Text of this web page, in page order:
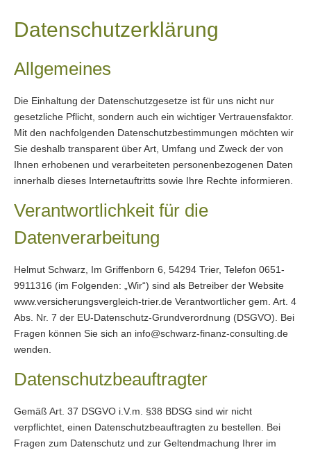
Datenschutzerklärung
Allgemeines
Die Einhaltung der Datenschutzgesetze ist für uns nicht nur
gesetzliche Pflicht, sondern auch ein wichtiger Vertrauensfaktor.
Mit den nachfolgenden Datenschutzbestimmungen möchten wir
Sie deshalb transparent über Art, Umfang und Zweck der von
Ihnen erhobenen und verarbeiteten personenbezogenen Daten
innerhalb dieses Internetauftritts sowie Ihre Rechte informieren.
Verantwortlichkeit für die
Datenverarbeitung
Helmut Schwarz, Im Griffenborn 6, 54294 Trier, Telefon 0651-
9911316 (im Folgenden: „Wir“) sind als Betreiber der Website
www.versicherungsvergleich-trier.de Verantwortlicher gem. Art. 4
Abs. Nr. 7 der EU-Datenschutz-Grundverordnung (DSGVO). Bei
Fragen können Sie sich an info@schwarz-finanz-consulting.de
wenden.
Datenschutzbeauftragter
Gemäß Art. 37 DSGVO i.V.m. §38 BDSG sind wir nicht
verpflichtet, einen Datenschutzbeauftragten zu bestellen. Bei
Fragen zum Datenschutz und zur Geltendmachung Ihrer im